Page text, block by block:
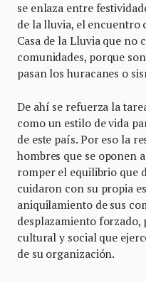
se enlaza entre
de la lluvia, el encuentro
Casa de la Lluvia que no
comunidades, porque
pasan los huracanes o
De ahí se refuerza la
como un estilo de vida
de este país. Por eso la
hombres que se oponen
romper el equilibrio que
cuidaron con su propia
aniquilamiento de sus
desplazamiento forzado,
cultural y social que
de su organización.